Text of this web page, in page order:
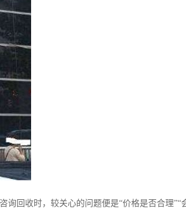
回收时，较关心的问题便是“价格是否合理”“